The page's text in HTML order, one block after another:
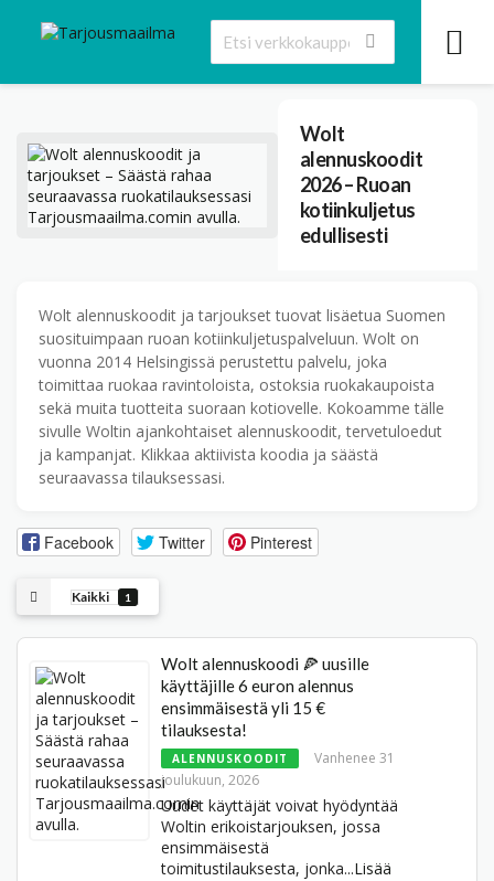
Wolt
alennuskoodit
2026 – Ruoan
kotiinkuljetus
edullisesti
Wolt alennuskoodit ja tarjoukset tuovat lisäetua Suomen
suosituimpaan ruoan kotiinkuljetuspalveluun. Wolt on
vuonna 2014 Helsingissä perustettu palvelu, joka
toimittaa ruokaa ravintoloista, ostoksia ruokakaupoista
sekä muita tuotteita suoraan kotiovelle. Kokoamme tälle
sivulle Woltin ajankohtaiset alennuskoodit, tervetuloedut
ja kampanjat. Klikkaa aktiivista koodia ja säästä
seuraavassa tilauksessasi.
Facebook Twitter Pinterest
Kaikki 1
Wolt alennuskoodi 🍕 uusille
käyttäjille 6 euron alennus
ensimmäisestä yli 15 €
tilauksesta!
ALENNUSKOODIT
Vanhenee 31
joulukuun, 2026
Uudet käyttäjät voivat hyödyntää
Woltin erikoistarjouksen, jossa
ensimmäisestä
toimitustilauksesta, jonka...Lisää